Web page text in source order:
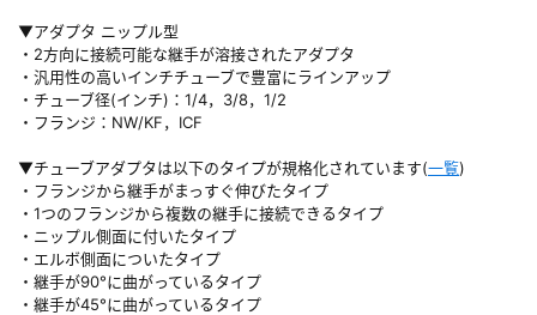
▼アダプタ ニップル型
・2方向に接続可能な継手が溶接されたアダプタ
・汎用性の高いインチチューブで豊富にラインアップ
・チューブ径(インチ)：1/4，3/8，1/2
・フランジ：NW/KF，ICF
▼チューブアダプタは以下のタイプが規格化されています(一覧)
・フランジから継手がまっすぐ伸びたタイプ
・1つのフランジから複数の継手に接続できるタイプ
・ニップル側面に付いたタイプ
・エルボ側面についたタイプ
・継手が90°に曲がっているタイプ
・継手が45°に曲がっているタイプ